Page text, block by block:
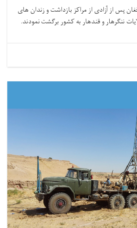
افغان پس از آزادی از مراکز بازداشت و زندان های
ننگرهار و قندهار به کشور برگشت نمودند.